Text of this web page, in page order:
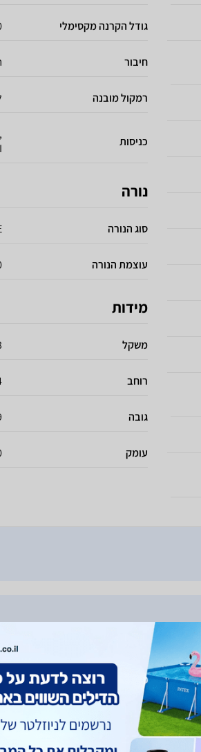
גודל הקרנה מקסימלי
חיבור
רמקול מובנה
כניסות
נורה
סוג הנורה
עוצמת הנורה
מידות
משקל
רוחב
גובה
עומק